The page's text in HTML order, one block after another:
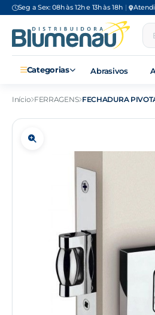
Seg a Sex: 08h às 12h e 13h às 18h |
Categorias Abrasivos
Início FERRAGENS FECHADURA